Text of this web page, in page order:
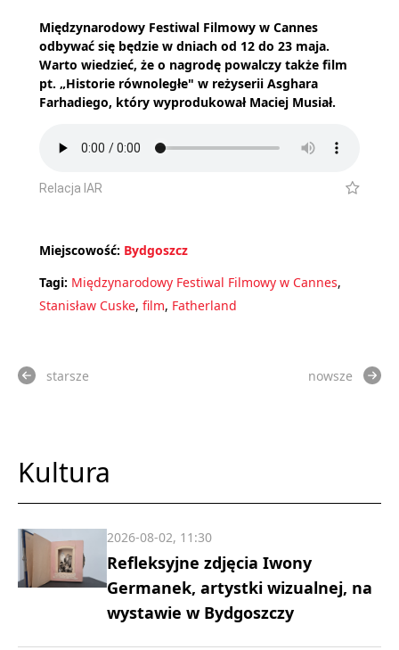
Międzynarodowy Festiwal Filmowy w Cannes
odbywać się będzie w dniach od 12 do 23 maja.
Warto wiedzieć, że o nagrodę powalczy także film
pt. „Historie równoległe" w reżyserii Asghara
Farhadiego, który wyprodukował Maciej Musiał.
Relacja IAR
Miejscowość: Bydgoszcz
Tagi: Międzynarodowy Festiwal Filmowy w Cannes,
Stanisław Cuske, film, Fatherland
starsze nowsze
Kultura
Refleksyjne zdjęcia Iwony
Germanek, artystki wizualnej, na
wystawie w Bydgoszczy
2026-08-02, 11:30